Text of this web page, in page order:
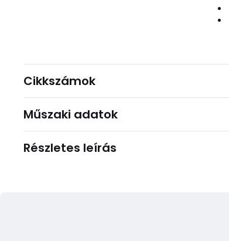
Cikkszámok
Műszaki adatok
Részletes leírás